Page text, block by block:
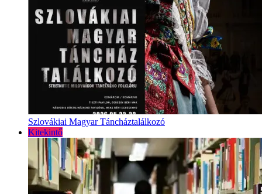
Szlovákiai Magyar Táncháztalálkozó
Kitekintő